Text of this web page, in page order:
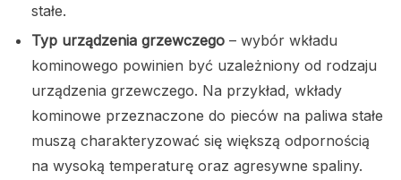
stałe.
Typ urządzenia grzewczego – wybór wkładu
kominowego powinien być uzależniony od rodzaju
urządzenia grzewczego. Na przykład, wkłady
kominowe przeznaczone do pieców na paliwa stałe
muszą charakteryzować się większą odpornością
na wysoką temperaturę oraz agresywne spaliny.